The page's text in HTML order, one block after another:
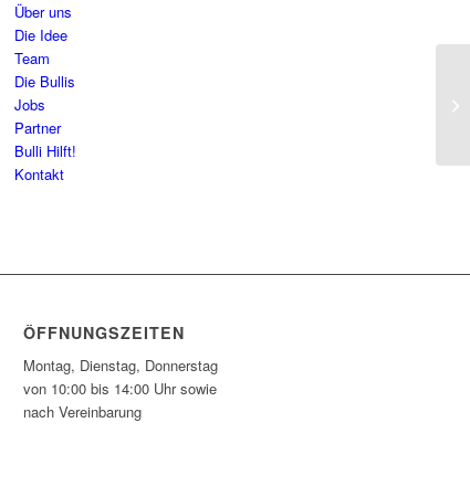
Über uns
Die Idee
Team
Die Bullis
Jobs
Partner
Bulli Hilft!
Kontakt
ÖFFNUNGSZEITEN
Montag, Dienstag, Donnerstag
von 10:00 bis 14:00 Uhr sowie
nach Vereinbarung